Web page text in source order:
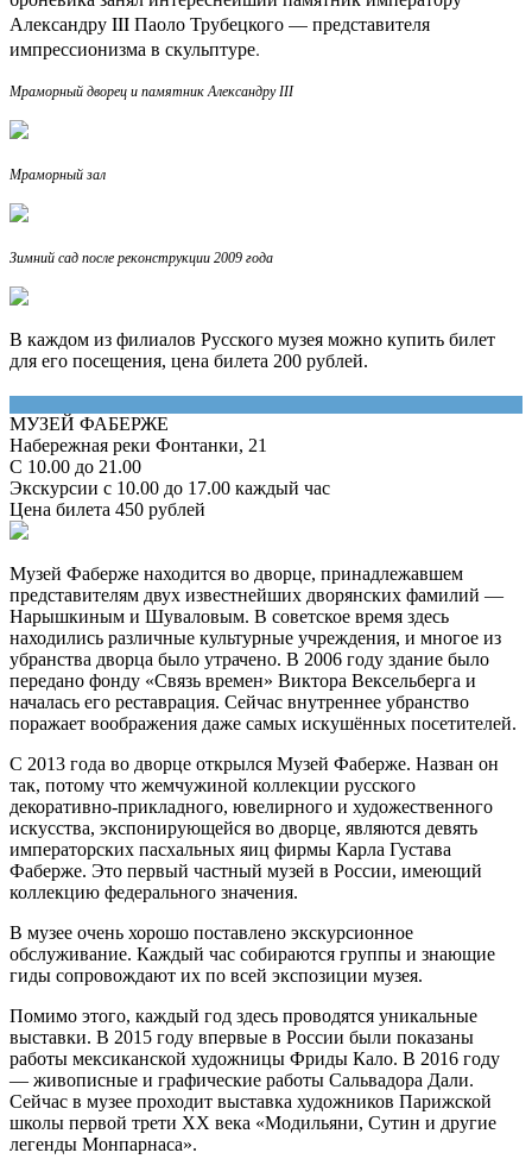
Александру III Паоло Трубецкого — представителя
импрессионизма в скульптуре.
Мраморный дворец и памятник Александру III
Мраморный зал
Зимний сад после реконструкции 2009 года
В каждом из филиалов Русского музея можно купить билет
для его посещения, цена билета 200 рублей.
МУЗЕЙ ФАБЕРЖЕ
Набережная реки Фонтанки, 21
С 10.00 до 21.00
Экскурсии с 10.00 до 17.00 каждый час
Цена билета 450 рублей
Музей Фаберже находится во дворце, принадлежавшем
представителям двух известнейших дворянских фамилий —
Нарышкиным и Шуваловым. В советское время здесь
находились различные культурные учреждения, и многое из
убранства дворца было утрачено. В 2006 году здание было
передано фонду «Связь времен» Виктора Вексельберга и
началась его реставрация. Сейчас внутреннее убранство
поражает воображения даже самых искушённых посетителей.
С 2013 года во дворце открылся Музей Фаберже. Назван он
так, потому что жемчужиной коллекции русского
декоративно-прикладного, ювелирного и художественного
искусства, экспонирующейся во дворце, являются девять
императорских пасхальных яиц фирмы Карла Густава
Фаберже. Это первый частный музей в России, имеющий
коллекцию федерального значения.
В музее очень хорошо поставлено экскурсионное
обслуживание. Каждый час собираются группы и знающие
гиды сопровождают их по всей экспозиции музея.
Помимо этого, каждый год здесь проводятся уникальные
выставки. В 2015 году впервые в России были показаны
работы мексиканской художницы Фриды Кало. В 2016 году
— живописные и графические работы Сальвадора Дали.
Сейчас в музее проходит выставка художников Парижской
школы первой трети XX века «Модильяни, Сутин и другие
легенды Монпарнаса».